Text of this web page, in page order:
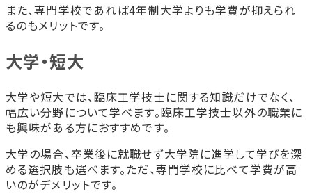
また、専門学校であれば4年制大学よりも学費が抑えられ
るのもメリットです。
大学・短大
大学や短大では、臨床工学技士に関する知識だけでなく、
幅広い分野について学べます。臨床工学技士以外の職業に
も興味がある方におすすめです。
大学の場合、卒業後に就職せず大学院に進学して学びを深
める選択肢も選べます。ただ、専門学校に比べて学費が高
いのがデメリットです。